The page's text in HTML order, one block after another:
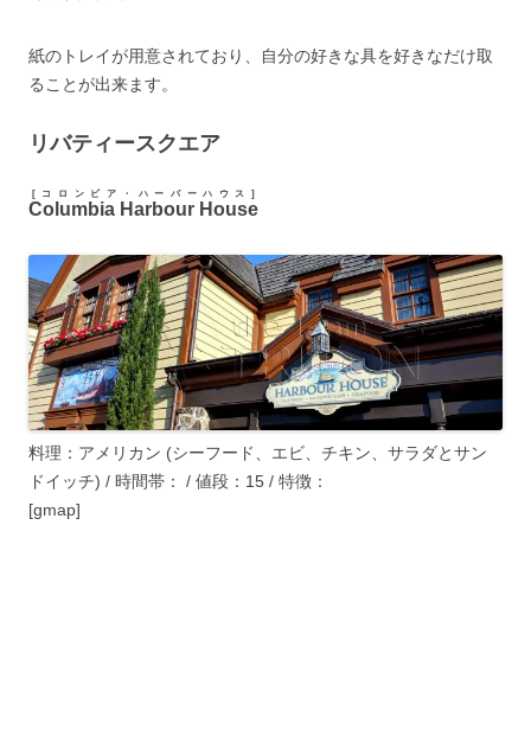
紙のトレイが用意されており、自分の好きな具を好きなだけ取
ることが出来ます。
リバティースクエア
Columbia Harbour House
[コロンビア・ハーバーハウス]
料理：アメリカン (シーフード、エビ、チキン、サラダとサン
ドイッチ) / 時間帯：
/ 値段： 15 / 特徴：
[gmap]